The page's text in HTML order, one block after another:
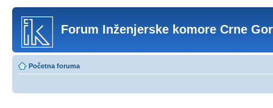
Forum Inženjerske komore Crne
Početna foruma